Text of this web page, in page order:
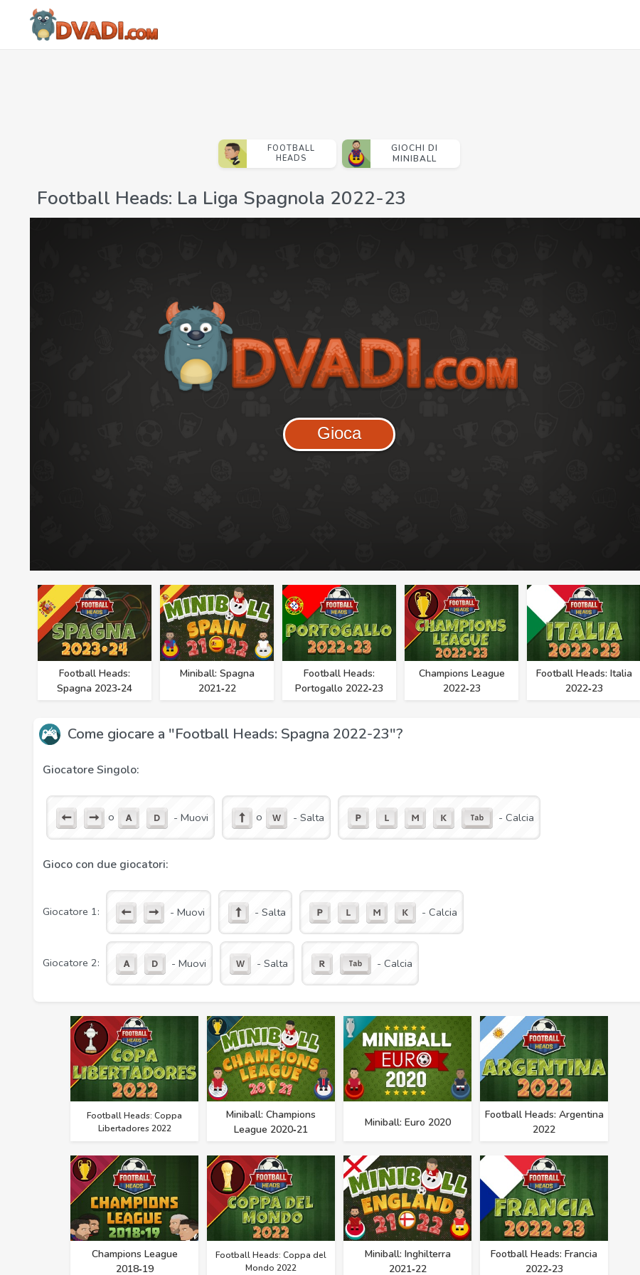
FOOTBALL
HEADS
GIOCHI DI
MINIBALL
Football Heads: La Liga Spagnola 2022-23
Gioca
Football Heads:
Spagna 2023‑24
Miniball: Spagna
2021‑22
Football Heads:
Portogallo 2022‑23
Champions League
2022‑23
Football Heads: Italia
2022‑23
Come giocare a "Football Heads: Spagna 2022-23"?
Giocatore Singolo:
o - Muovi o - Salta - Calcia
Gioco con due giocatori:
Giocatore 1: - Muovi - Salta - Calcia
Giocatore 2: - Muovi - Salta - Calcia
Football Heads: Coppa
Libertadores 2022
Miniball: Champions
League 2020‑21
Miniball: Euro 2020
Football Heads: Argentina
2022
Champions League
2018‑19
Football Heads: Coppa del
Mondo 2022
Miniball: Inghilterra
2021‑22
Football Heads: Francia
2022‑23